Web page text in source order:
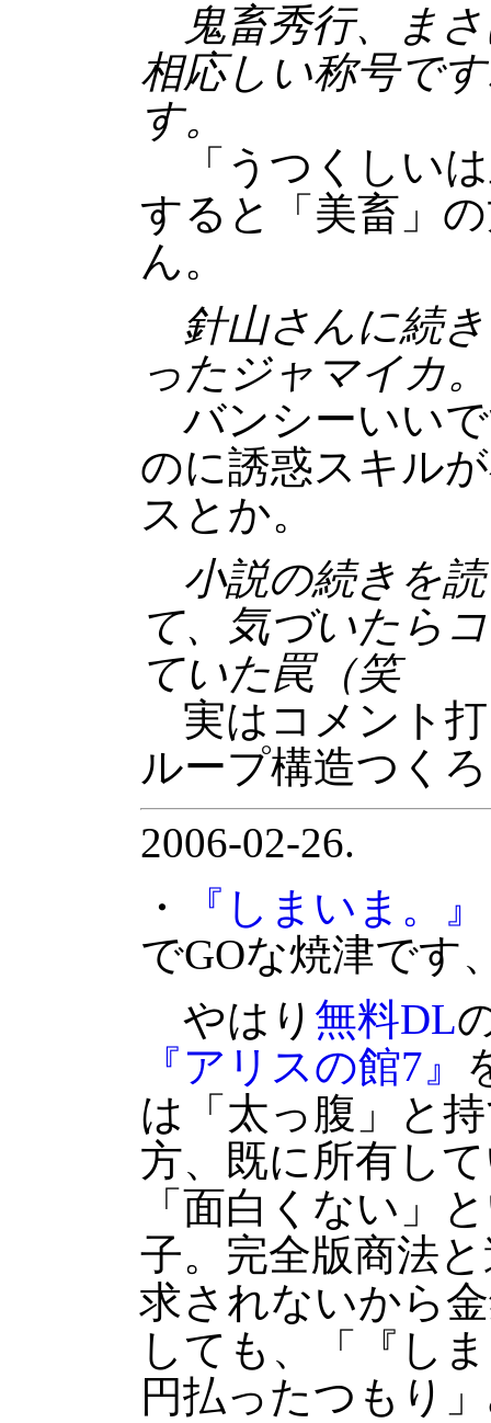
鬼畜秀行、まさ
相応しい称号で
す。
「うつくしい
すると「美畜」
ん。
針山さんに続
ったジャマイカ。
バンシーいい
のに誘惑スキル
スとか。
小説の続きを
て、気づいたら
ていた罠（笑
実はコメント
ループ構造つく
2006-02-26.
・
『しまいま。』
でGOな焼津です
やはり 無料DL
『アリスの館7』
は「太っ腹」と
方、既に所有し
「面白くない」
子。完全版商法
求されないから
しても、「『し
円払ったつもり